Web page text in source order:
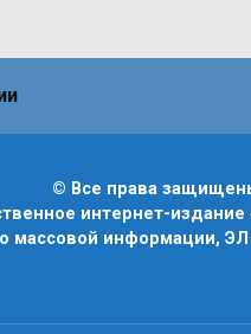
© Все права
интернет-издание
массовой информации,